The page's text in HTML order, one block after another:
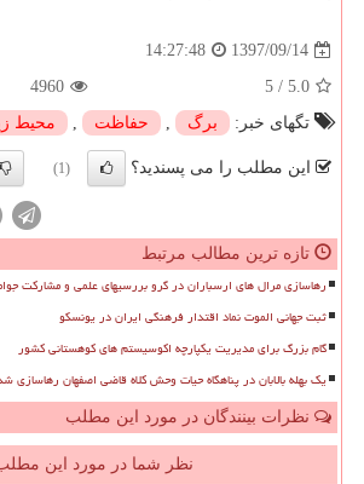
1397/09/14
14:27:48
5.0
/
5
4960
تگهای خبر:
برگ , حفاظت , محیط
این مطلب را می پسندید؟ (1)
تازه ترین مطالب مرتبط
رهاسازی مرال های ارسباران در گرو بررسیهای علمی و مشارکت
ثبت جهانی الموت نماد اقتدار فرهنگی ایران در یونسکو
گام بزرگ برای مدیریت یکپارچه اکوسیستم های کوهستانی کشور
یک بهله بالابان در پناهگاه حیات وحش کلاه قاضی اصفهان رهاسازی
نظرات بینندگان در مورد این مطلب
نظر شما در مورد این